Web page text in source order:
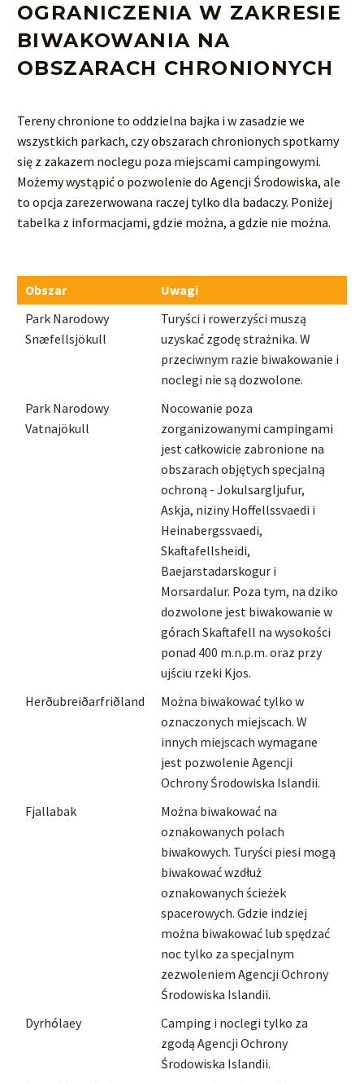
OGRANICZENIA W ZAKRESIE
BIWAKOWANIA NA
OBSZARACH CHRONIONYCH
Tereny chronione to oddzielna bajka i w zasadzie we
wszystkich parkach, czy obszarach chronionych spotkamy
się z zakazem noclegu poza miejscami campingowymi.
Możemy wystąpić o pozwolenie do Agencji Środowiska, ale
to opcja zarezerwowana raczej tylko dla badaczy. Poniżej
tabelka z informacjami, gdzie można, a gdzie nie można.
Obszar
Uwagi
Park Narodowy
Snæfellsjökull
Turyści i rowerzyści muszą
uzyskać zgodę strażnika. W
przeciwnym razie biwakowanie i
noclegi nie są dozwolone.
Park Narodowy
Vatnajökull
Nocowanie poza
zorganizowanymi campingami
jest całkowicie zabronione na
obszarach objętych specjalną
ochroną - Jokulsargljufur,
Askja, niziny Hoffellssvaedi i
Heinabergssvaedi,
Skaftafellsheidi,
Baejarstadarskogur i
Morsardalur. Poza tym, na dziko
dozwolone jest biwakowanie w
górach Skaftafell na wysokości
ponad 400 m.n.p.m. oraz przy
ujściu rzeki Kjos.
Herðubreiðarfriðland
Można biwakować tylko w
oznaczonych miejscach. W
innych miejscach wymagane
jest pozwolenie Agencji
Ochrony Środowiska Islandii.
Fjallabak
Można biwakować na
oznakowanych polach
biwakowych. Turyści piesi mogą
biwakować wzdłuż
oznakowanych ścieżek
spacerowych. Gdzie indziej
można biwakować lub spędzać
noc tylko za specjalnym
zezwoleniem Agencji Ochrony
Środowiska Islandii.
Dyrhólaey
Camping i noclegi tylko za
zgodą Agencji Ochrony
Środowiska Islandii.